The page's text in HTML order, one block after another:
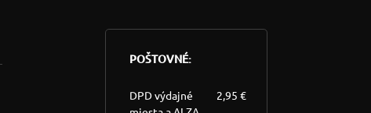
POŠTOVNÉ:
DPD výdajné
2,95 €